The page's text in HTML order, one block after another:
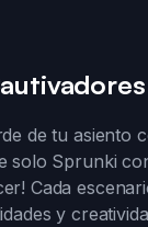
de tu asiento
solo Sprunki
Cada
y